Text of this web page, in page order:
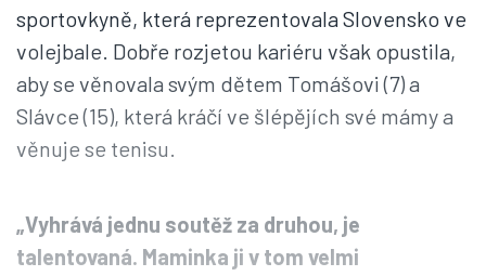
sportovkyně, která reprezentovala Slovensko ve
volejbale. Dobře rozjetou kariéru však opustila,
aby se věnovala svým dětem Tomášovi (7) a
Slávce (15), která kráčí ve šlépějích své mámy a
věnuje se tenisu.
„Vyhrává jednu soutěž za druhou, je
talentovaná. Maminka ji v tom velmi